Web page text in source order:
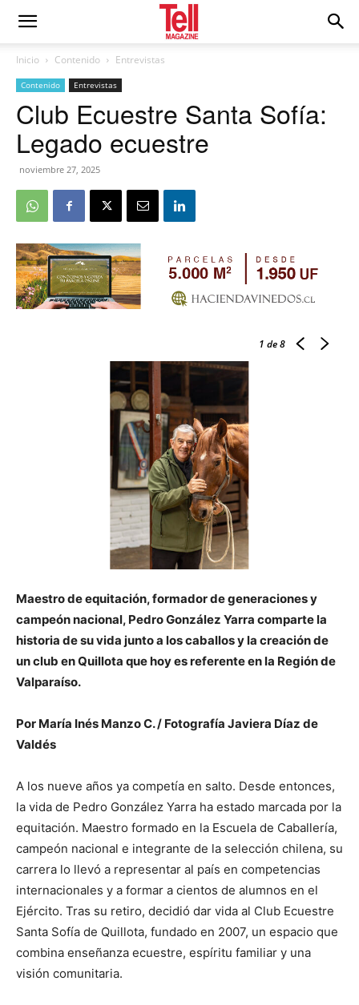
Inicio Contenido Entrevistas
Contenido Entrevistas
Club Ecuestre Santa Sofía:
Legado ecuestre
noviembre 27, 2025
1 de 8
Maestro de equitación, formador de generaciones y
campeón nacional, Pedro González Yarra comparte la
historia de su vida junto a los caballos y la creación de
un club en Quillota que hoy es referente en la Región de
Valparaíso.
Por María Inés Manzo C. / Fotografía Javiera Díaz de
Valdés
A los nueve años ya competía en salto. Desde entonces,
la vida de Pedro González Yarra ha estado marcada por la
equitación. Maestro formado en la Escuela de Caballería,
campeón nacional e integrante de la selección chilena, su
carrera lo llevó a representar al país en competencias
internacionales y a formar a cientos de alumnos en el
Ejército. Tras su retiro, decidió dar vida al Club Ecuestre
Santa Sofía de Quillota, fundado en 2007, un espacio que
combina enseñanza ecuestre, espíritu familiar y una
visión comunitaria.